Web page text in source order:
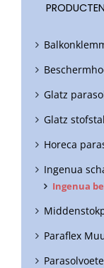
PRODUCTEN
Glatz
Glatz
Horeca
Ingenua
Ingenua
Paraflex